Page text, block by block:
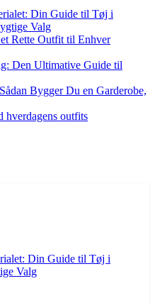
Din Guide til Tøj i
Valg
Rette Outfit til Enhver
Den Ultimative Guide til
Bygger Du en Garderobe,
hverdagens outfits